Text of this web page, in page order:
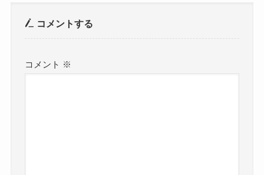
コメントする
コメント ※